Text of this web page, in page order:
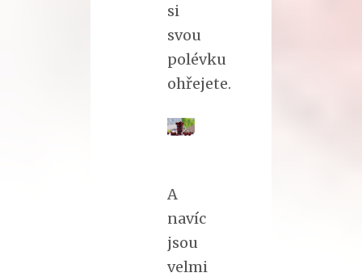
si
svou
polévku
ohřejete.
A
navíc
jsou
velmi